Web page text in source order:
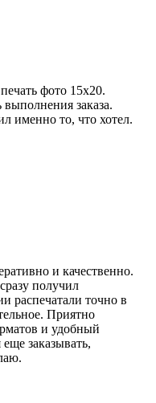
фото 15х20.
выполнения заказа.
именно то, что хотел.
и качественно.
получил
распечатали точно в
Приятно
и удобный
заказывать,